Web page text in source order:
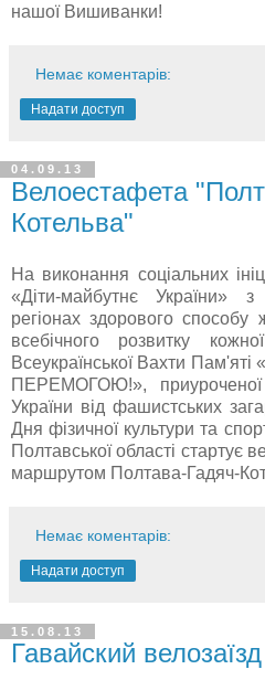
нашої Вишиванки!
Немає коментарів:
Надати доступ
04.09.13
Велоестафета
Котельва"
На виконання соціальних
«Діти-майбутнє України»
регіонах здорового способу
всебічного розвитку
Всеукраїнської Вахти
ПЕРЕМОГОЮ!», приуроченої
України від фашистських
Дня фізичної культури та
Полтавської області стартує
маршрутом Полтава-Гадяч-
Немає коментарів:
Надати доступ
15.08.13
Гавайский